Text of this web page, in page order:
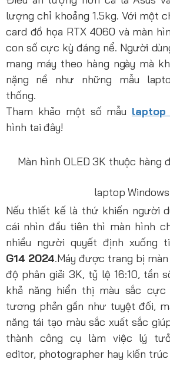
lượng chỉ khoảng 1.5kg. Với một
card đồ họa RTX 4060 và màn
con số cực kỳ đáng nể. Người
mang máy theo hàng ngày mà
nặng nề như những mẫu
thống.
Tham khảo một số mẫu laptop
hình tai đây!
Màn hình OLED 3K thuộc hàng
laptop Windows
Nếu thiết kế là thứ khiến người
cái nhìn đầu tiên thì màn hình
nhiều người quyết định xuống
G14 2024.Máy được trang bị màn
độ phân giải 3K, tỷ lệ 16:10, tần
khả năng hiển thị màu sắc
tương phản gần như tuyệt đối,
năng tái tạo màu sắc xuất sắc
thành công cụ làm việc lý
editor, photographer hay kiến